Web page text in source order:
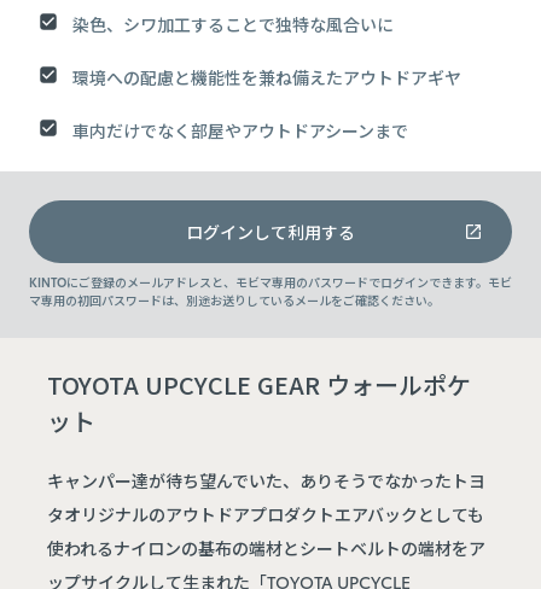
TOYOTA UPCYCLE GEAR ウォールポケ
ット
キャンパー達が待ち望んでいた、ありそうでなかったトヨ
タオリジナルのアウトドアプロダクトエアバックとしても
使われるナイロンの基布の端材とシートベルトの端材をア
ップサイクルして生まれた「TOYOTA UPCYCLE
染色、シワ加工することで独特な風合いに
環境への配慮と機能性を兼ね備えたアウトドアギヤ
車内だけでなく部屋やアウトドアシーンまで
ログインして利用する
KINTOにご登録のメールアドレスと、モビマ専用のパスワードでログインできます。モビ
マ専用の初回パスワードは、別途お送りしているメールをご確認ください。